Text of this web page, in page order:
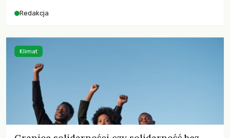
odnotowano największe tąpnięcie ODA w historii. Jakie będą
kryzysami i ubóstwem?
Redakcja
Klimat